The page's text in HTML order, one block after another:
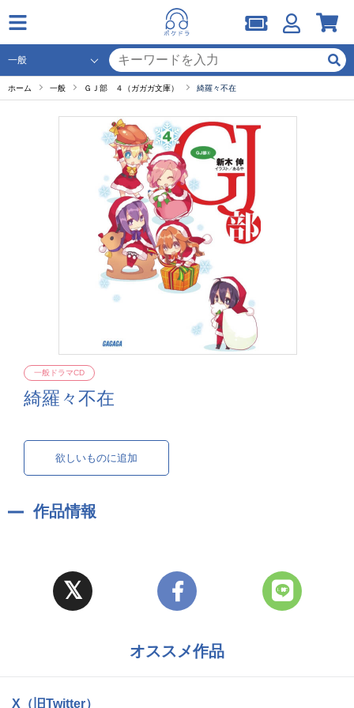
ホーム 一般 ＧＪ部 ４（ガガガ文庫） 綺羅々不在
綺羅々不在
一般ドラマCD
欲しいものに追加
作品情報
オススメ作品
X（旧Twitter）